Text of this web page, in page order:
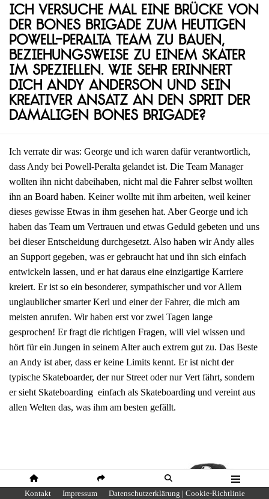
HOME SHARE SUCHE MENÜ
Ich versuche mal eine Brücke von
der Bones Brigade zum heutigen
Powell-Peralta Team zu bauen,
beziehungsweise zu einem Skater
im Speziellen. Wie sehr erinnert
dich Andy Anderson und sein
kreativer Ansatz an den Sprit der
damaligen Bones Brigade?
Ich verrate dir was: George und ich waren dafür verantwortlich,
dass Andy bei Powell-Peralta gelandet ist. Die Team Manager
wollten ihn nicht dabeihaben, nicht mal die Fahrer selbst wollten
ihn an Board haben. Keiner wollte mit ihm arbeiten, weil keiner
dieses gewisse Etwas in ihm gesehen hat. Aber George und ich
haben das Team um Vertrauen und etwas Geduld gebeten und uns
bei dieser Entscheidung durchgesetzt. Also haben wir Andy alles
an Support gegeben, was er gebraucht hat und ihn sich einfach
entwickeln lassen, und er hat daraus eine einzigartige Karriere
kreiert. Er ist so ein besonderer, sympathischer und vor Allem
unglaublicher smarter Kerl und einer der Fahrer, die mich am
meisten anrufen. Wir haben erst vor zwei Tagen lange
gesprochen! Er fragt die richtigen Fragen, will viel wissen und
hört für ein Jungen in seinem Alter auch extrem gut zu. Das Beste
an Andy ist aber, dass er keine Limits kennt. Er ist nicht der
typische Skateboarder, der nur Street oder nur Vert fährt, sondern
er sieht Skateboarding einfach als Skateboarding und vereint aus
allen Welten das, was ihm am besten gefällt.
Kontakt Impressum Datenschutzerklärung | Cookie-Richtlinie